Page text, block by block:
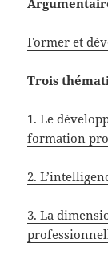
Former et
Trois
1. Le
formation
2.
3. La